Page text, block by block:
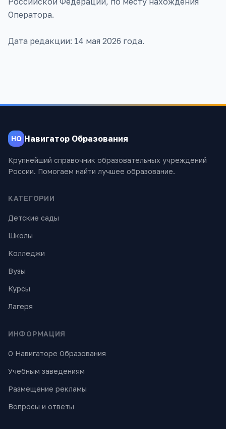
НО Навигатор Образования
Крупнейший справочник образовательных учреждений
России. Помогаем найти лучшее образование.
КАТЕГОРИИ
Детские сады
Школы
Колледжи
Вузы
Курсы
Лагеря
ИНФОРМАЦИЯ
О Навигаторе Образования
Учебным заведениям
Размещение рекламы
Вопросы и ответы